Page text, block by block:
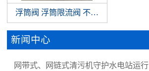
新闻中心
网带式、网链式清污机守护水电站运行